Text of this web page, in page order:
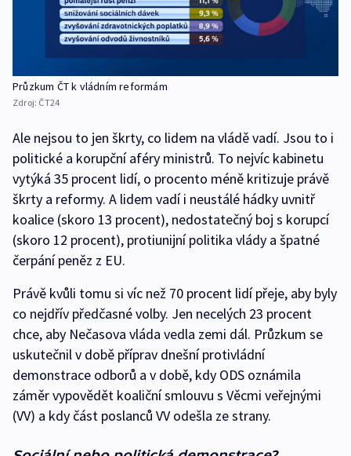
Průzkum ČT k vládním reformám
Zdroj: ČT24
Ale nejsou to jen škrty, co lidem na vládě vadí. Jsou to i
politické a korupční aféry ministrů. To nejvíc kabinetu
vytýká 35 procent lidí, o procento méně kritizuje právě
škrty a reformy. A lidem vadí i neustálé hádky uvnitř
koalice (skoro 13 procent), nedostatečný boj s korupcí
(skoro 12 procent), protiunijní politika vlády a špatné
čerpání peněz z EU.
Právě kvůli tomu si víc než 70 procent lidí přeje, aby byly
co nejdřív předčasné volby. Jen necelých 23 procent
chce, aby Nečasova vláda vedla zemi dál. Průzkum se
uskutečnil v době příprav dnešní protivládní
demonstrace odborů a v době, kdy ODS oznámila
záměr vypovědět koaliční smlouvu s Věcmi veřejnými
(VV) a kdy část poslanců VV odešla ze strany.